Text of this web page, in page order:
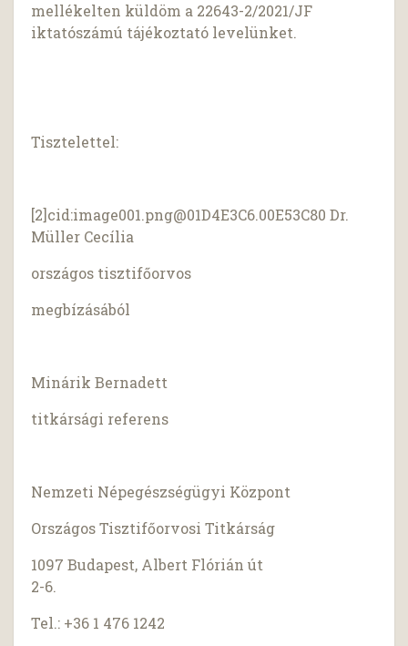
mellékelten küldöm a 22643-2/2021/JF
iktatószámú tájékoztató levelünket.
Tisztelettel:
[2]cid:image001.png@01D4E3C6.00E53C80 Dr.
Müller Cecília
országos tisztifőorvos
megbízásából
Minárik Bernadett
titkársági referens
Nemzeti Népegészségügyi Központ
Országos Tisztifőorvosi Titkárság
1097 Budapest, Albert Flórián út
2-6.
Tel.: +36 1 476 1242